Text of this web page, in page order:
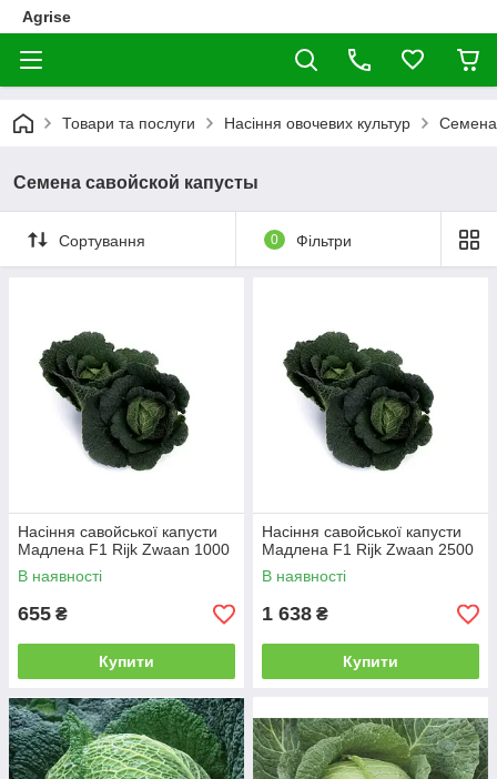
Agrise
Товари та послуги Насіння овочевих культур Семена
Семена савойской капусты
Сортування 0 Фільтри
Насіння савойської капусти
Мадлена F1 Rijk Zwaan 1000
В наявності
655 ₴
Купити
Насіння савойської капусти
Мадлена F1 Rijk Zwaan 2500
В наявності
1 638 ₴
Купити